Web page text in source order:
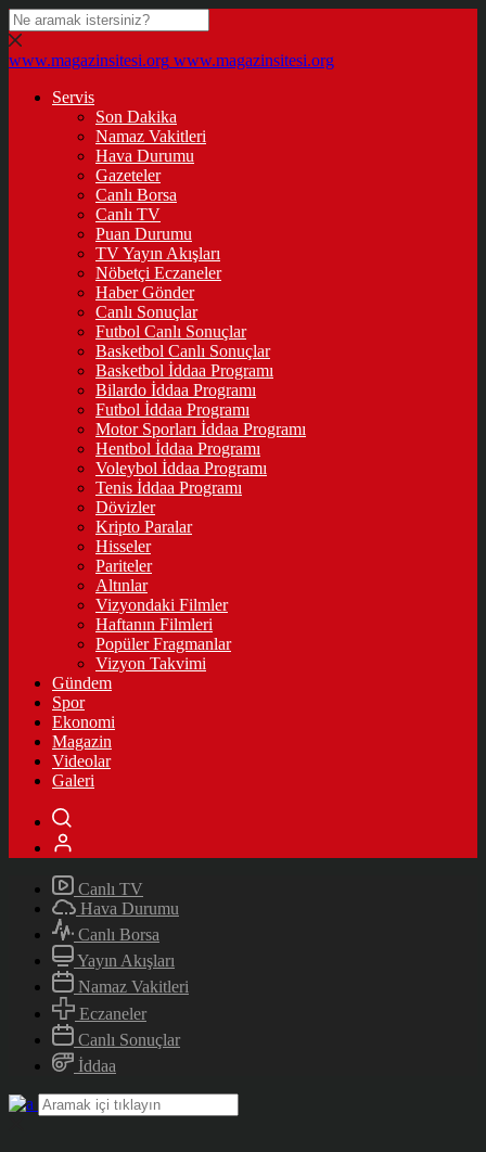
www.magazinsitesi.org www.magazinsitesi.org
Servis
Son Dakika
Namaz Vakitleri
Hava Durumu
Gazeteler
Canlı Borsa
Canlı TV
Puan Durumu
TV Yayın Akışları
Nöbetçi Eczaneler
Haber Gönder
Canlı Sonuçlar
Futbol Canlı Sonuçlar
Basketbol Canlı Sonuçlar
Basketbol İddaa Programı
Bilardo İddaa Programı
Futbol İddaa Programı
Motor Sporları İddaa Programı
Hentbol İddaa Programı
Voleybol İddaa Programı
Tenis İddaa Programı
Dövizler
Kripto Paralar
Hisseler
Pariteler
Altınlar
Vizyondaki Filmler
Haftanın Filmleri
Popüler Fragmanlar
Vizyon Takvimi
Gündem
Spor
Ekonomi
Magazin
Videolar
Galeri
Canlı TV
Hava Durumu
Canlı Borsa
Yayın Akışları
Namaz Vakitleri
Eczaneler
Canlı Sonuçlar
İddaa